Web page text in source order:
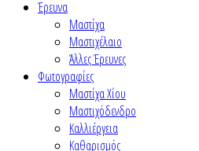
Έρευνα
Μαστίχα
Μαστιχέλαιο
Άλλες Έρευνες
Φωτογραφίες
Μαστίχα Χίου
Μαστιχόδενδρο
Καλλιέργεια
Καθαρισμός